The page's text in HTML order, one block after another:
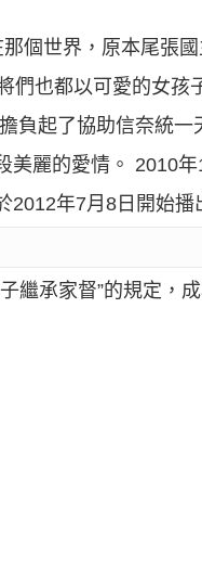
個世界，原本尾張
們也都以可愛的女孩
負起了協助信奈統
麗的愛情。 2010年
年7月8日開始播
繼承家督”的規定，